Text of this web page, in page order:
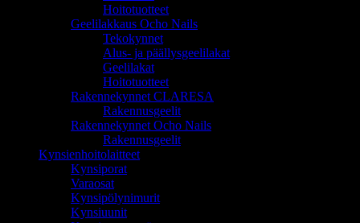
Hoitotuotteet
Geelilakkaus Ocho Nails
Tekokynnet
Alus- ja päällysgeelilakat
Geelilakat
Hoitotuotteet
Rakennekynnet CLARESA
Rakennusgeelit
Rakennekynnet Ocho Nails
Rakennusgeelit
Kynsienhoitolaitteet
Kynsiporat
Varaosat
Kynsipölynimurit
Kynsiuunit